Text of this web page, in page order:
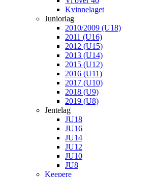
Kvinnelaget
Juniorlag
2010/2009 (U18)
2011 (U16)
2012 (U15)
2013 (U14)
2015 (U12)
2016 (U11)
2017 (U10)
2018 (U9)
2019 (U8)
Jentelag
JU18
JU16
JU14
JU12
JU10
JU8
Keepere